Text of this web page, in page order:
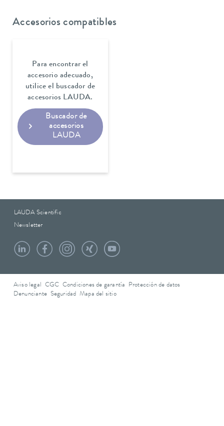
Accesorios compatibles
Para encontrar el
accesorio adecuado,
utilice el buscador de
accesorios LAUDA.
Buscador de
accesorios
LAUDA
LAUDA Scientific
Newsletter
Aviso legal CGC Condiciones de garantía
Protección de datos
Denunciante Seguridad Mapa del sitio